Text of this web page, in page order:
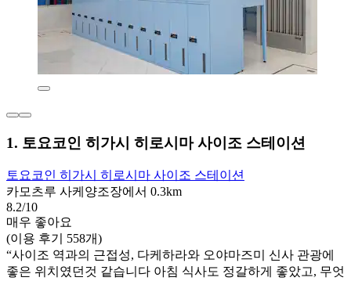
1. 토요코인 히가시 히로시마 사이조 스테이션
토요코인 히가시 히로시마 사이조 스테이션
카모츠루 사케양조장에서 0.3km
8.2/10
매우 좋아요
(이용 후기 558개)
“사이조 역과의 근접성, 다케하라와 오야마즈미 신사 관광에
좋은 위치였던것 같습니다 아침 식사도 정갈하게 좋았고, 무엇